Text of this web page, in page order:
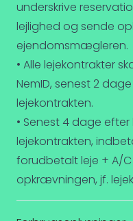
underskrive
lejlighed og sende
ejendomsmægleren.
• Alle lejekontrakter
NemID, senest 2
lejekontrakten.
• Senest 4 dage
lejekontrakten,
forudbetalt leje + A/
opkrævningen, jf.